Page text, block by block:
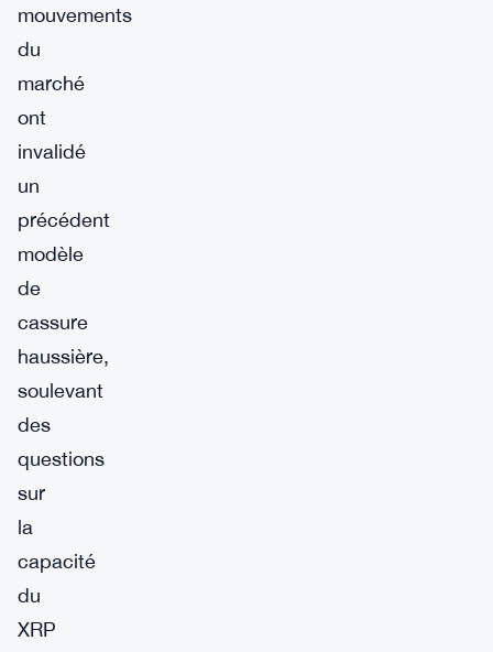
mouvements
du
marché
ont
invalidé
un
précédent
modèle
de
cassure
haussière,
soulevant
des
questions
sur
la
capacité
du
XRP